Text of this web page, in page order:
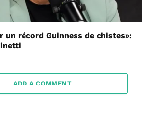
un récord Guinness de chistes»:
ADD A COMMENT